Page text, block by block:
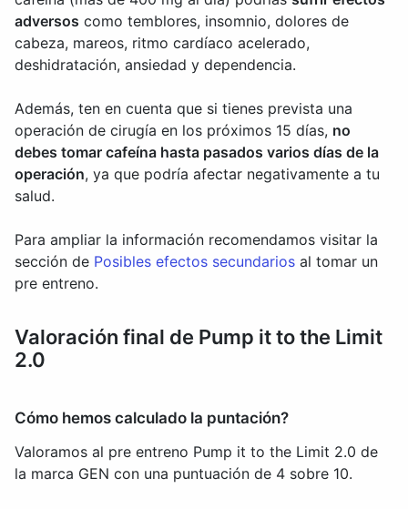
adversos como temblores, insomnio, dolores de
cabeza, mareos, ritmo cardíaco acelerado,
deshidratación, ansiedad y dependencia.
Además, ten en cuenta que si tienes prevista una
operación de cirugía en los próximos 15 días, no
debes tomar cafeína hasta pasados varios días de la
operación, ya que podría afectar negativamente a tu
salud.
Para ampliar la información recomendamos visitar la
sección de Posibles efectos secundarios al tomar un
pre entreno.
Valoración final de Pump it to the Limit
2.0
Cómo hemos calculado la puntación?
Valoramos al pre entreno Pump it to the Limit 2.0 de
la marca GEN con una puntuación de 4 sobre 10.